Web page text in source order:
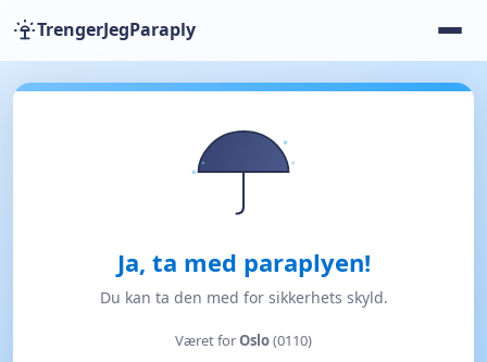
TrengerJegParaply
Ja, ta med paraplyen!
Du kan ta den med for sikkerhets skyld.
Været forOslo(0110)